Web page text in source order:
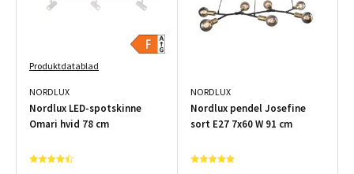
Produktdatablad
NORDLUX
Nordlux LED-spotskinne
Omari hvid 78 cm
NORDLUX
Nordlux pendel Josefine
sort E27 7x60 W 91 cm